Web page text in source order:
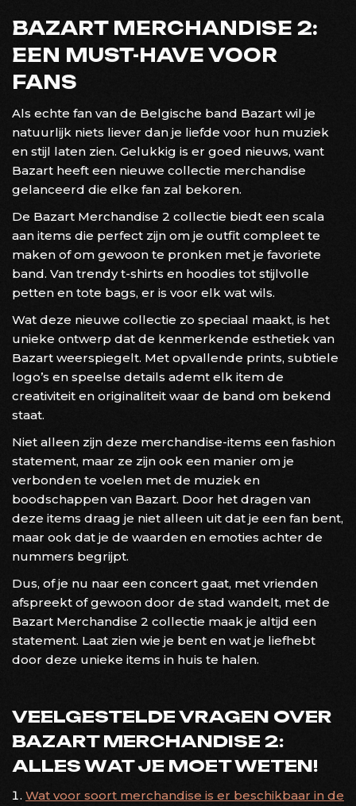
BAZART MERCHANDISE 2:
EEN MUST-HAVE VOOR
FANS
Als echte fan van de Belgische band Bazart wil je
natuurlijk niets liever dan je liefde voor hun muziek
en stijl laten zien. Gelukkig is er goed nieuws, want
Bazart heeft een nieuwe collectie merchandise
gelanceerd die elke fan zal bekoren.
De Bazart Merchandise 2 collectie biedt een scala
aan items die perfect zijn om je outfit compleet te
maken of om gewoon te pronken met je favoriete
band. Van trendy t-shirts en hoodies tot stijlvolle
petten en tote bags, er is voor elk wat wils.
Wat deze nieuwe collectie zo speciaal maakt, is het
unieke ontwerp dat de kenmerkende esthetiek van
Bazart weerspiegelt. Met opvallende prints, subtiele
logo’s en speelse details ademt elk item de
creativiteit en originaliteit waar de band om bekend
staat.
Niet alleen zijn deze merchandise-items een fashion
statement, maar ze zijn ook een manier om je
verbonden te voelen met de muziek en
boodschappen van Bazart. Door het dragen van
deze items draag je niet alleen uit dat je een fan bent,
maar ook dat je de waarden en emoties achter de
nummers begrijpt.
Dus, of je nu naar een concert gaat, met vrienden
afspreekt of gewoon door de stad wandelt, met de
Bazart Merchandise 2 collectie maak je altijd een
statement. Laat zien wie je bent en wat je liefhebt
door deze unieke items in huis te halen.
VEELGESTELDE VRAGEN OVER
BAZART MERCHANDISE 2:
ALLES WAT JE MOET WETEN!
Wat voor soort merchandise is er beschikbaar in de